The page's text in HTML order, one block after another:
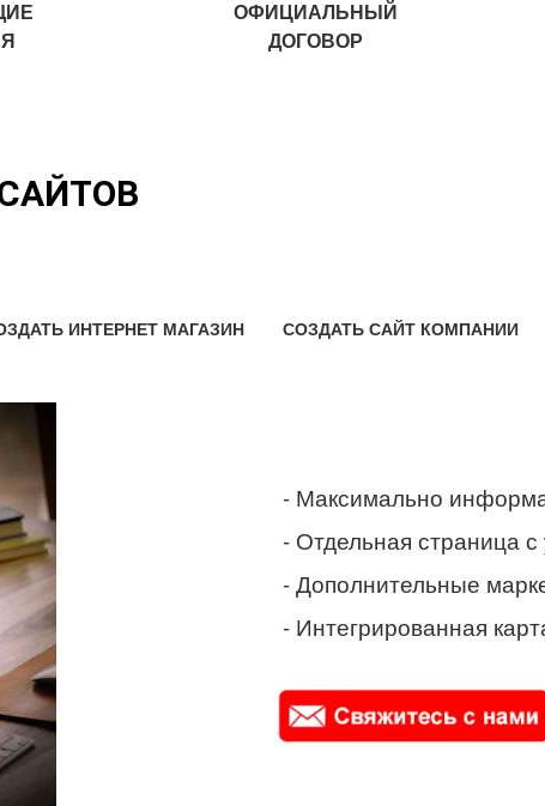
ОФИЦИАЛЬНЫЙ
ДОГОВОР
ИНТЕРНЕТ МАГАЗИН СОЗДАТЬ САЙТ КОМПАНИИ
- Максимально
- Отдельная страница
- Дополнительные
- Интегрированная